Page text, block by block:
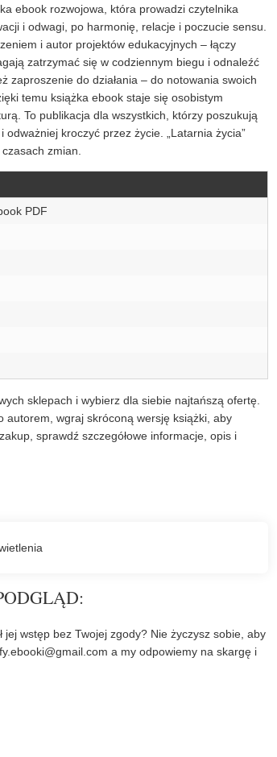
ebook rozwojowa, która prowadzi czytelnika
i odwagi, po harmonię, relacje i poczucie sensu.
i autor projektów edukacyjnych – łączy
zatrzymać się w codziennym biegu i odnaleźć
zaproszenie do działania – do notowania swoich
temu książka ebook staje się osobistym
To publikacja dla wszystkich, którzy poszukują
odważniej kroczyć przez życie. „Latarnia życia”
zmian.
PDF
sklepach i wybierz dla siebie najtańszą ofertę.
wgraj skróconą wersję książki, aby
sprawdź szczegółowe informacje, opis i
jej wstęp bez Twojej zgody? Nie życzysz sobie, aby
a my odpowiemy na skargę i